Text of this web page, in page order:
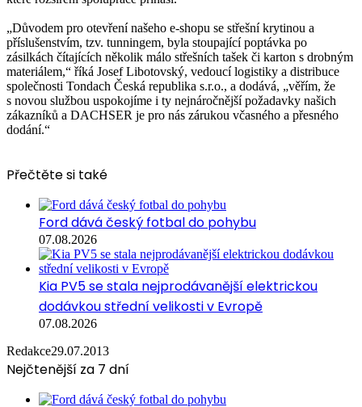
„Důvodem pro otevření našeho e-shopu se střešní krytinou a
příslušenstvím, tzv. tunningem, byla stoupající poptávka po
zásilkách čítajících několik málo střešních tašek či karton s drobným
materiálem,“ říká Josef Libotovský, vedoucí logistiky a distribuce
společnosti Tondach Česká republika s.r.o., a dodává, „věřím, že
s novou službou uspokojíme i ty nejnáročnější požadavky našich
zákazníků a DACHSER je pro nás zárukou včasného a přesného
dodání.“
Přečtěte si také
Ford dává český fotbal do pohybu
07.08.2026
Kia PV5 se stala nejprodávanější elektrickou
dodávkou střední velikosti v Evropě
07.08.2026
Redakce29.07.2013
Nejčtenější za 7 dní